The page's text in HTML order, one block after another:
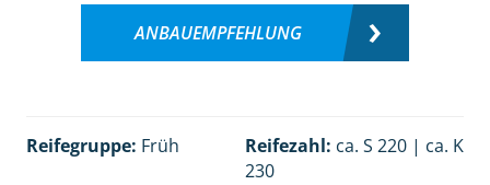
ANBAUEMPFEHLUNG
Reifegruppe: Früh Reifezahl: ca. S 220 | ca. K
230